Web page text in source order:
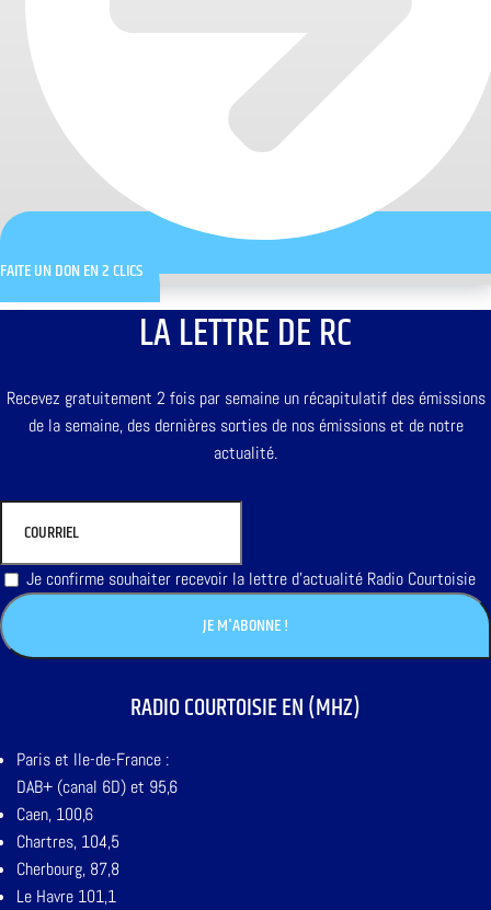
FAITE UN DON EN 2 CLICS
LA LETTRE DE RC
Recevez gratuitement 2 fois par semaine un récapitulatif des émissions
de la semaine, des dernières sorties de nos émissions et de notre
actualité.
Je confirme souhaiter recevoir la lettre d'actualité Radio Courtoisie
RADIO COURTOISIE EN (MHZ)
Paris et Ile-de-France :
DAB+ (canal 6D) et 95,6
Caen, 100,6
Chartres, 104,5
Cherbourg, 87,8
Le Havre 101,1